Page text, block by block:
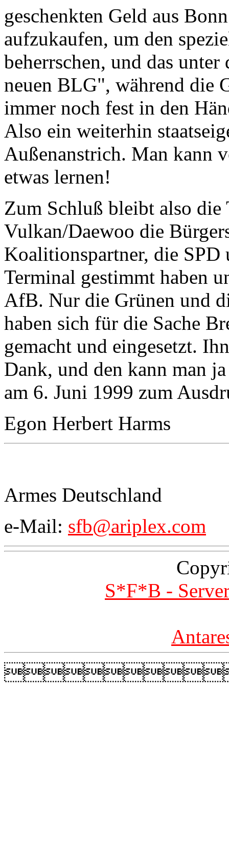
geschenkten Geld aus
aufzukaufen, um den
beherrschen, und das
neuen BLG", während die
immer noch fest in den
Also ein weiterhin
Außenanstrich. Man kann
etwas lernen!
Zum Schluß bleibt also die
Vulkan/Daewoo die
Koalitionspartner, die
Terminal gestimmt haben
AfB. Nur die Grünen und
haben sich für die Sache
gemacht und eingesetzt.
Dank, und den kann man
am 6. Juni 1999 zum
Egon Herbert Harms
Armes Deutschland
e-Mail: sfb@ariplex.com
S*F*B -